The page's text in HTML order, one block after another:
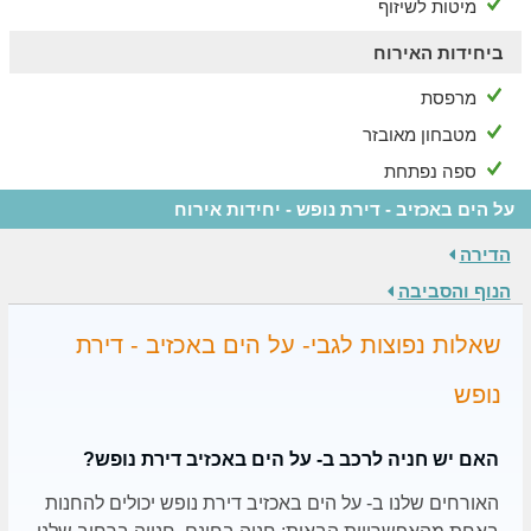
מיטות לשיזוף
ביחידות האירוח
מרפסת
מטבחון מאובזר
ספה נפתחת
על הים באכזיב - דירת נופש - יחידות אירוח
הדירה
הנוף והסביבה
שאלות נפוצות לגבי- על הים באכזיב - דירת
נופש
האם יש חניה לרכב ב- על הים באכזיב דירת נופש?
האורחים שלנו ב- על הים באכזיב דירת נופש יכולים להחנות